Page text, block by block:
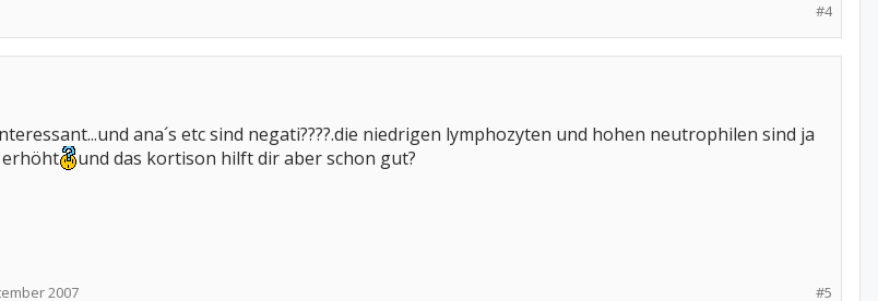
#4
ana´s etc sind negati????.die niedrigen lymphozyten und hohen neutrophilen sind ja
erhöht
und das kortison hilft dir aber schon gut?
#5
2007